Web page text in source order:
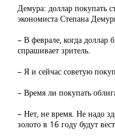
Демура: доллар покупать
экономиста Степана
– В феврале, когда доллар
спрашивает зритель.
– Я и сейчас советую
– Время ли покупать
– Нет, не время. Не надо
золото в 16 году будут